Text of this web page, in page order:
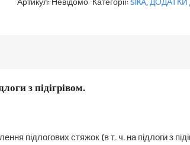
з підігрівом.
підлогових стяжок (в т. ч. на підлоги з